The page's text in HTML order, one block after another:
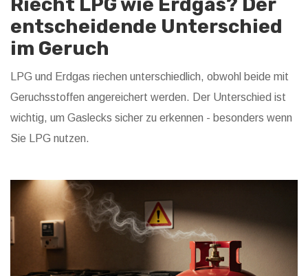
Riecht LPG wie Erdgas? Der
entscheidende Unterschied
im Geruch
LPG und Erdgas riechen unterschiedlich, obwohl beide mit
Geruchsstoffen angereichert werden. Der Unterschied ist
wichtig, um Gaslecks sicher zu erkennen - besonders wenn
Sie LPG nutzen.